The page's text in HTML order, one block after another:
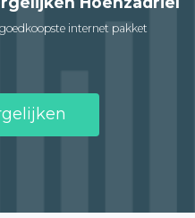
internet pakket